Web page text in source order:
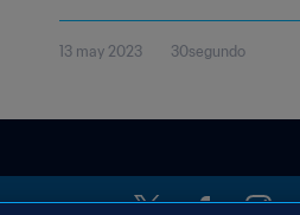
13 may 2023 30segundo